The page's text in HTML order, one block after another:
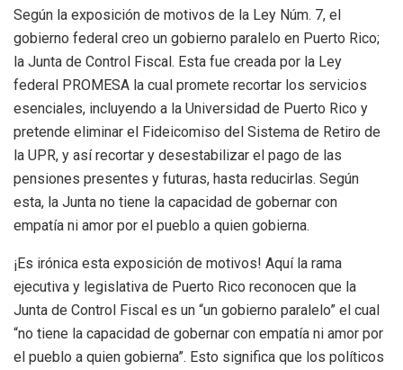
Según la exposición de motivos de la Ley Núm. 7, el
gobierno federal creo un gobierno paralelo en Puerto Rico;
la Junta de Control Fiscal. Esta fue creada por la Ley
federal PROMESA la cual promete recortar los servicios
esenciales, incluyendo a la Universidad de Puerto Rico y
pretende eliminar el Fideicomiso del Sistema de Retiro de
la UPR, y así recortar y desestabilizar el pago de las
pensiones presentes y futuras, hasta reducirlas. Según
esta, la Junta no tiene la capacidad de gobernar con
empatía ni amor por el pueblo a quien gobierna.
¡Es irónica esta exposición de motivos! Aquí la rama
ejecutiva y legislativa de Puerto Rico reconocen que la
Junta de Control Fiscal es un “un gobierno paralelo” el cual
“no tiene la capacidad de gobernar con empatía ni amor por
el pueblo a quien gobierna”. Esto significa que los políticos